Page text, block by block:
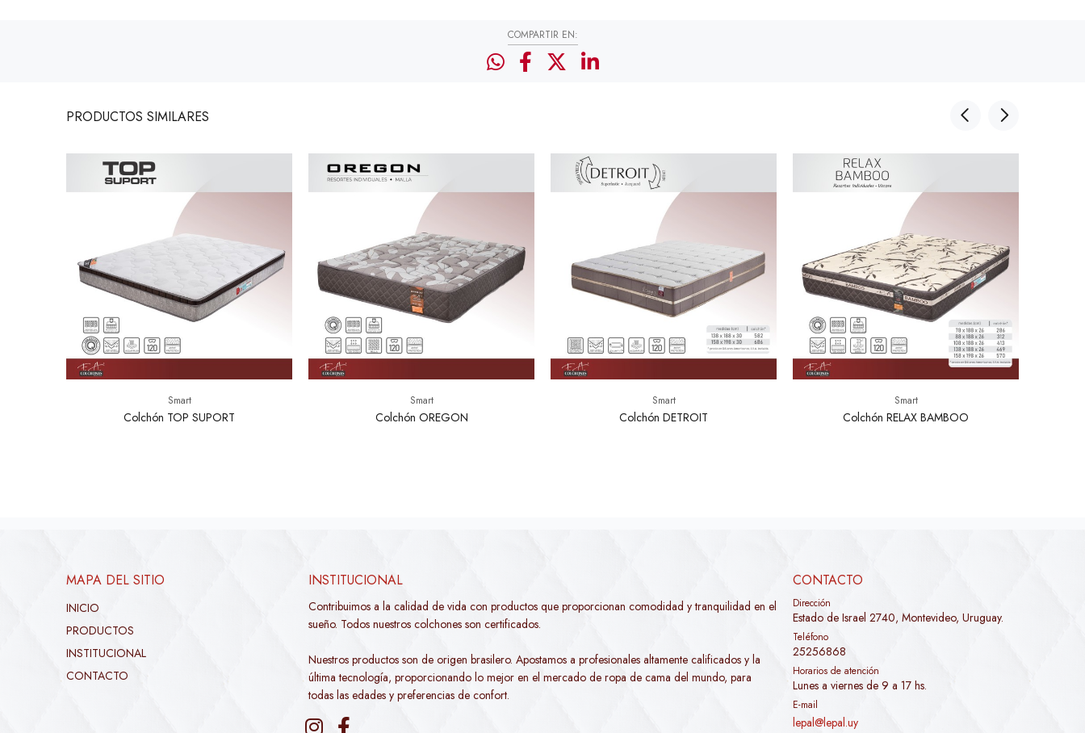
COMPARTIR EN:
PRODUCTOS SIMILARES
Smart
Colchón TOP SUPORT
Smart
Colchón OREGON
Smart
Colchón DETROIT
Smart
Colchón RELAX BAMBOO
MAPA DEL SITIO
INICIO
PRODUCTOS
INSTITUCIONAL
CONTACTO
INSTITUCIONAL
Contribuimos a la calidad de vida con productos que proporcionan comodidad y tranquilidad en el
sueño. Todos nuestros colchones son certificados.
Nuestros productos son de origen brasilero. Apostamos a profesionales altamente calificados y la
última tecnología, proporcionando lo mejor en el mercado de ropa de cama del mundo, para
todas las edades y preferencias de confort.
CONTACTO
Dirección
Estado de Israel 2740, Montevideo, Uruguay.
Teléfono
25256868
Horarios de atención
Lunes a viernes de 9 a 17 hs.
E-mail
lepal@lepal.uy